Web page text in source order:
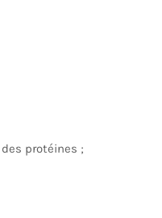
protéines ;